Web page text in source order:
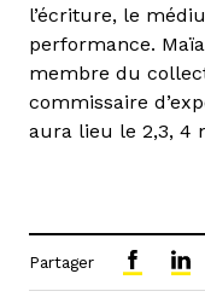
l’écriture, le
performance.
membre du
commissaire
aura lieu le 2,3, 4
Partager